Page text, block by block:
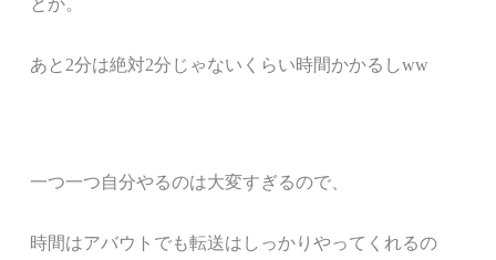
あと2分は絶対2分じゃないくらい時間かかるしww
一つ一つ自分やるのは大変すぎるので、
時間はアバウトでも転送はしっかりやってくれるの